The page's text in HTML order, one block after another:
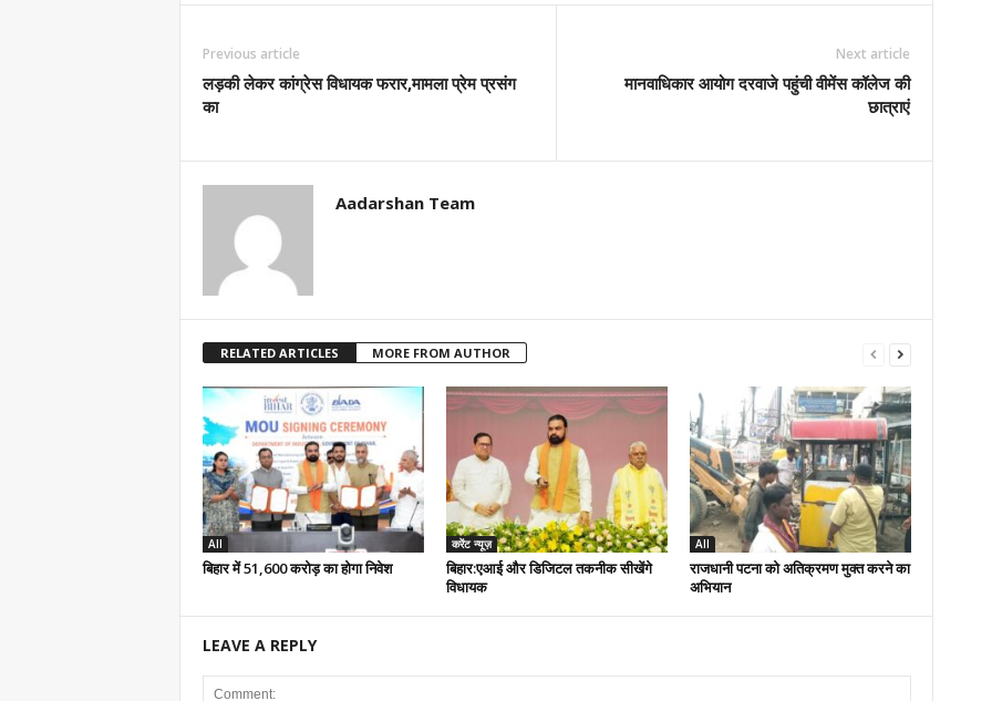
Previous article
लड़की लेकर कांग्रेस विधायक फरार,मामला प्रेम प्रसंग
का
Next article
मानवाधिकार आयोग दरवाजे पहुंची वीमेंस कॉलेज की
छात्राएं
Aadarshan Team
RELATED ARTICLES MORE FROM AUTHOR
All
बिहार में 51,600 करोड़ का होगा निवेश
करेंट न्यूज़
बिहार:एआई और डिजिटल तकनीक सीखेंगे
विधायक
All
राजधानी पटना को अतिक्रमण मुक्त करने का
अभियान
LEAVE A REPLY